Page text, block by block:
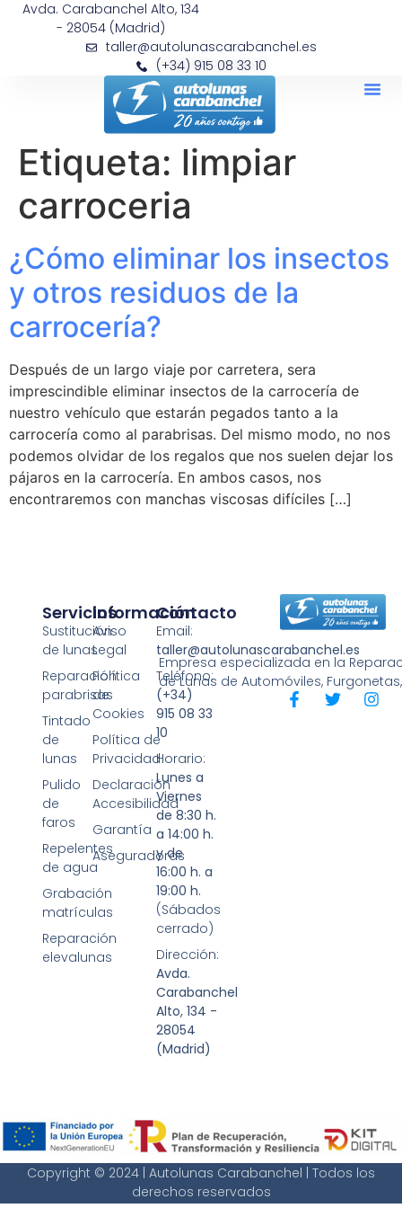
Avda. Carabanchel Alto, 134
- 28054 (Madrid)
taller@autolunascarabanchel.es
(+34) 915 08 33 10
Etiqueta: limpiar
carroceria
¿Cómo eliminar los insectos
y otros residuos de la
carrocería?
Después de un largo viaje por carretera, sera
imprescindible eliminar insectos de la carrocería de
nuestro vehículo que estarán pegados tanto a la
carrocería como al parabrisas. Del mismo modo, no nos
podemos olvidar de los regalos que nos suelen dejar los
pájaros en la carrocería. En ambos casos, nos
encontraremos con manchas viscosas difíciles […]
Empresa especializada en la
de Lunas de Automóviles,
Servicios
Sustitución
de lunas
Reparación
parabrisas
Tintado
de
lunas
Pulido
de
faros
Repelentes
de agua
Grabación
matrículas
Reparación
elevalunas
Información
Aviso
Legal
Política
de
Cookies
Política de
Privacidad
Declaración
Accesibilidad
Garantía
Aseguradoras
Contacto
Email:
taller@autolunascarabanchel.es
Teléfono:
(+34)
915 08 33
10
Horario:
Lunes a
Viernes
de 8:30 h.
a 14:00 h.
y de
16:00 h. a
19:00 h.
(Sábados
cerrado)
Dirección:
Avda.
Carabanchel
Alto, 134 -
28054
(Madrid)
Copyright © 2024 | Autolunas Carabanchel | Todos los
derechos reservados